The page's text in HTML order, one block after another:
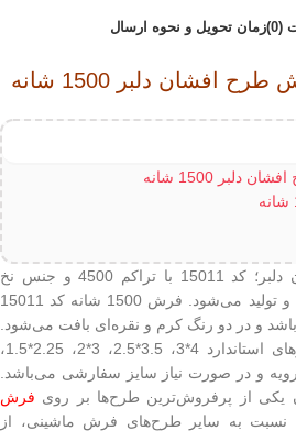
(0) زمان تحویل و نحوه ارسال
دلبر 1500 شانه
1500 شانه
فرش 1500 شانه طرح افشان دلبر؛ کد 15011 با تراکم 4500 و جنس نخ
اکریلیک هست ست شده بافت و تولید می‌شود. فرش 1500 شانه کد 15011
و در دو رنگ کرم و نقره‌ای بافت می‌شود.
فرش افشان دلبر دارای سایزهای استاندارد 4*3، 3.5*2.5، 3*2، 2.25*1.5،
1.5*1، پادری، رویه و در صورت نیاز سایز سفارشی می‌باشد.
فرش
به سایر طرح‌های فرش ماشینی، از